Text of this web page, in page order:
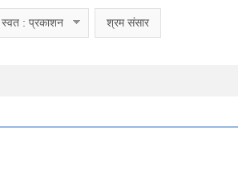
स्वत : प्रकाशन श्रम संसार